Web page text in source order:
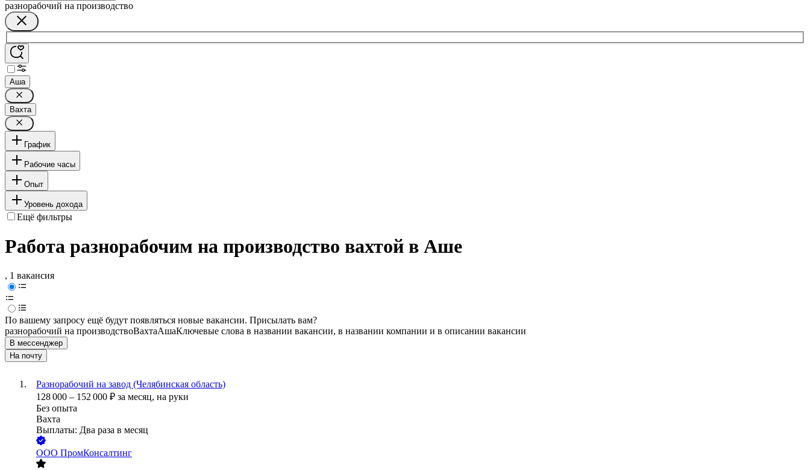
разнорабочий на производство
Аша
Вахта
График
Рабочие часы
Опыт
Уровень дохода
Ещё фильтры
Работа разнорабочим на производство вахтой в Аше
, 1 вакансия
По вашему запросу ещё будут появляться новые вакансии. Присылать вам?
разнорабочий на производствоВахтаАшаКлючевые слова в названии вакансии, в названии компании и в описании вакансии
В мессенджер
На почту
Разнорабочий на завод (Челябинская область)
128 000 – 152 000 ₽ за месяц, на руки
Без опыта
Вахта
Выплаты: Два раза в месяц
ООО ПромКонсалтинг